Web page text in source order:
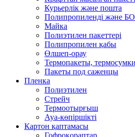
Курьерлік және пошта
Полипропиленді және
Майка
Полиэтилен пакеттері
Полипропилен қабы
Өлшеп-орау
Термопакеты, термосумки
Пакеты под саженцы
Пленка
Полиэтилен
Стрейч
Термоотырғыш
Ауа-көпіршікті
Картон қаптамасы
Гофроқораптар